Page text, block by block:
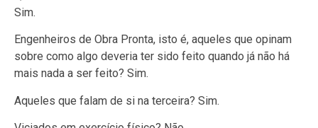
Sim.
Engenheiros de Obra Pronta, isto é, aqueles que opinam
sobre como algo deveria ter sido feito quando já não há
mais nada a ser feito? Sim.
Aqueles que falam de si na terceira? Sim.